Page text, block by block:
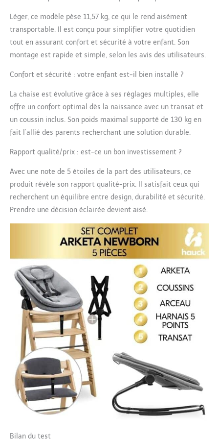
assise nouveau-né.
Structure stable, tissu
respirant et appui-tête
offrent confort optimal
Chaise haute evolutive
en bois robuste : Ce
avec votre enfant.
Siège et repose-pieds
jusqu’à 130 kg, sécurité
et confort du bébé à
durable : Fabriquée en
chaise haute transat
Arketa allie durabilité,
robustesse et respect
de l’environnement
responsable et élégant
Léger, ce modèle pèse 11,57 kg, ce qui le rend aisément
transportable. Il est conçu pour simplifier votre quotidien
tout en assurant confort et sécurité à votre enfant. Son
montage est rapide et simple, selon les avis des utilisateurs.
Confort et sécurité : votre enfant est-il bien installé ?
La chaise est évolutive grâce à ses réglages multiples, elle
offre un confort optimal dès la naissance avec un transat et
un coussin inclus. Son poids maximal supporté de 130 kg en
fait l’allié des parents recherchant une solution durable.
Rapport qualité/prix : est-ce un bon investissement ?
Avec une note de 5 étoiles de la part des utilisateurs, ce
produit révèle son rapport qualité-prix. Il satisfait ceux qui
recherchent un équilibre entre design, durabilité et sécurité.
Prendre une décision éclairée devient aisé.
Bilan du test